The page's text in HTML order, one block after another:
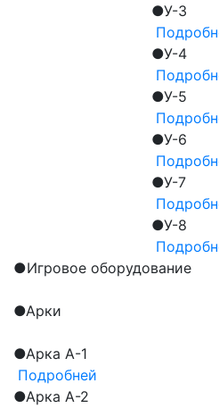
●У-3
●У-4
●У-5
●У-6
●У-7
●У-8
●Игровое оборудование
●Арки
●Арка А-1
Подробней
●Арка А-2